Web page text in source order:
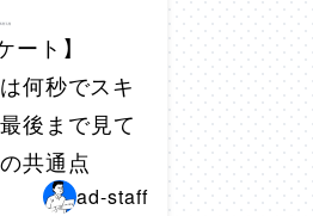
ート】
何秒でスキ
後まで見て
共通点
ad-staff